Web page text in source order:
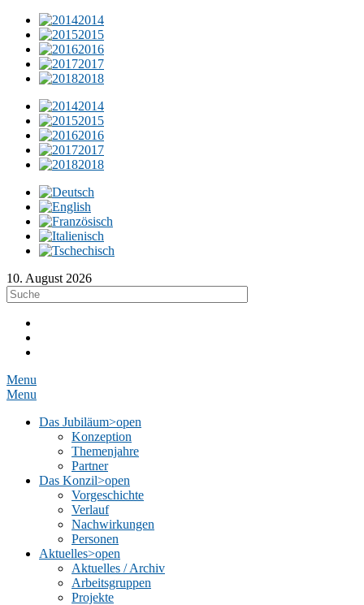
2014
2015
2016
2017
2018
2014
2015
2016
2017
2018
10. August 2026
Menu
Menu
Das Jubiläum>open
Konzeption
Themenjahre
Partner
Das Konzil>open
Vorgeschichte
Verlauf
Nachwirkungen
Personen
Aktuelles>open
Aktuelles / Archiv
Arbeitsgruppen
Projekte